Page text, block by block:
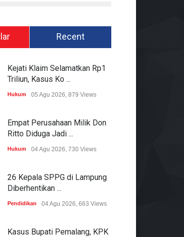
Recent
Kejati Klaim Selamatkan Rp1
Triliun, Kasus Ko ...
Hukum 05 Agu 2026, 879 Views
Empat Perusahaan Milik Don
Ritto Diduga Jadi ...
Hukum 04 Agu 2026, 730 Views
26 Kepala SPPG di Lampung
Diberhentikan ...
Pendidikan 04 Agu 2026, 663 Views
Kasus Bupati Pemalang, KPK